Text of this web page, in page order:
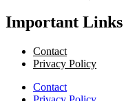
Important Links
Contact
Privacy Policy
Contact